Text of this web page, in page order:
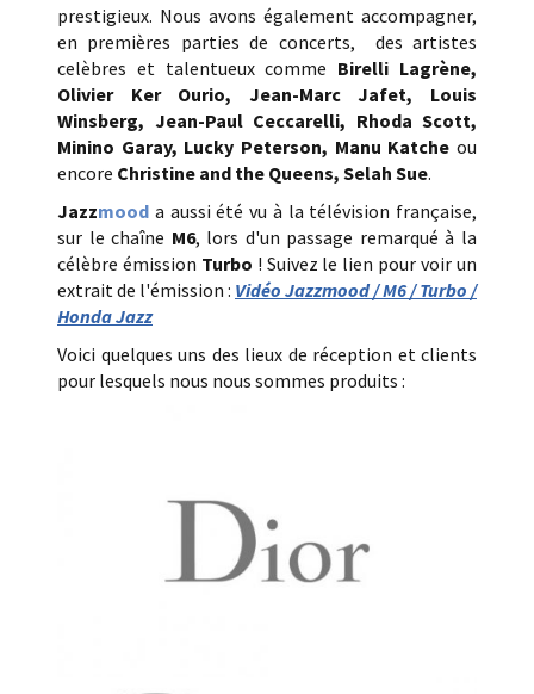
prestigieux. Nous avons également accompagner,
en premières parties de concerts, des artistes
celèbres et talentueux comme Birelli Lagrène,
Olivier Ker Ourio, Jean-Marc Jafet, Louis
Winsberg, Jean-Paul Ceccarelli, Rhoda Scott,
Minino Garay, Lucky Peterson, Manu Katche ou
encore Christine and the Queens, Selah Sue.
Jazzmood a aussi été vu à la télévision française,
sur le chaîne M6, lors d'un passage remarqué à la
célèbre émission Turbo ! Suivez le lien pour voir un
extrait de l'émission : Vidéo Jazzmood / M6 / Turbo /
Honda Jazz
Voici quelques uns des lieux de réception et clients
pour lesquels nous nous sommes produits :